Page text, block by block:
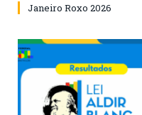
Janeiro Roxo 2026